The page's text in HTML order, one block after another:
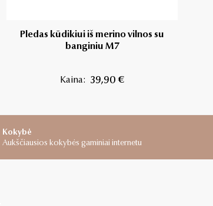
Pledas kūdikiui iš merino vilnos su
banginiu M7
Kaina: 39,90 €
Kokybė
Aukščiausios kokybės gaminiai internetu